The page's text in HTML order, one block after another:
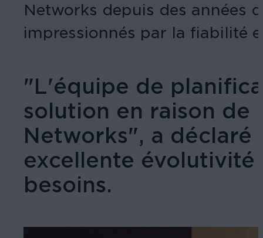
Networks depuis des années
impressionnés par la fiabilité
"L'équipe de
solution en raison de
Networks", a déclaré
excellente
besoins.